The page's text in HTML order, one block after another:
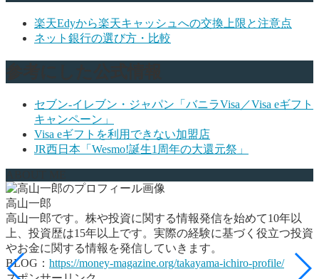
楽天Edyから楽天キャッシュへの交換上限と注意点
ネット銀行の選び方・比較
セブン‐イレブン・ジャパン「バニラVisa／Visa eギフト
キャンペーン」
Visa eギフトを利用できない加盟店
JR西日本「Wesmo!誕生1周年の大還元祭」
高山一郎
高山一郎です。株や投資に関する情報発信を始めて10年以
上、投資歴は15年以上です。実際の経験に基づく役立つ投資
やお金に関する情報を発信していきます。
BLOG： https://money-magazine.org/takayama-ichiro-profile/